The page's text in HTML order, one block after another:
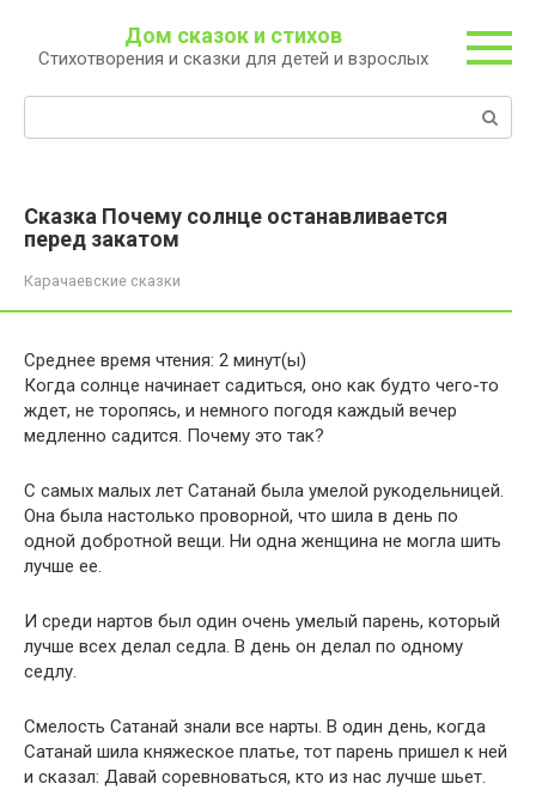
контенту
Дом сказок и стихов
Стихотворения и сказки для детей и взрослых
Сказка Почему солнце останавливается
перед закатом
Карачаевские сказки
Среднее время чтения: 2 минут(ы)
Когда солнце начинает садиться, оно как будто чего-то
ждет, не торопясь, и немного погодя каждый вечер
медленно садится. Почему это так?
С самых малых лет Сатанай была умелой рукодельницей.
Она была настолько проворной, что шила в день по
одной добротной вещи. Ни одна женщина не могла шить
лучше ее.
И среди нартов был один очень умелый парень, который
лучше всех делал седла. В день он делал по одному
седлу.
Смелость Сатанай знали все нарты. В один день, когда
Сатанай шила княжеское платье, тот парень пришел к ней
и сказал: Давай соревноваться, кто из нас лучше шьет.